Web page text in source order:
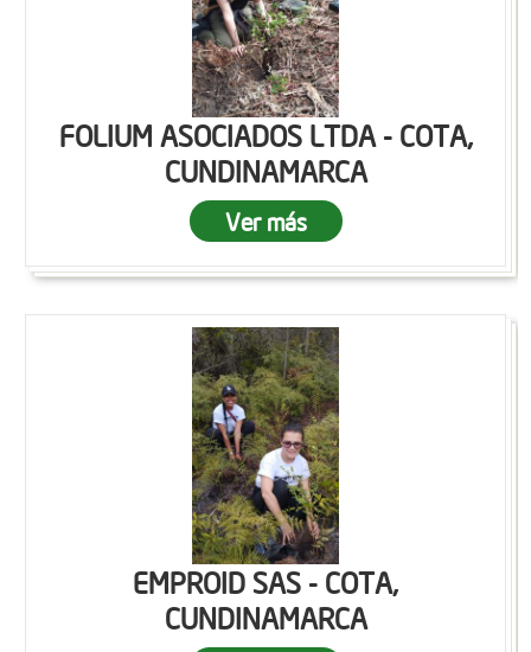
FOLIUM ASOCIADOS LTDA - COTA,
CUNDINAMARCA
Ver más
EMPROID SAS - COTA,
CUNDINAMARCA